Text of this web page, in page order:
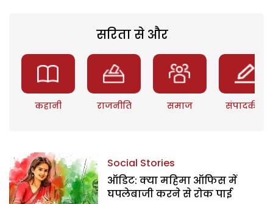
सरिता से और
कहानी राजनीति समाज संपादकीय
Social Stories
ऑडिट: क्या महिमा ऑफिस में
घपलेबाजी करने से रोक पाई